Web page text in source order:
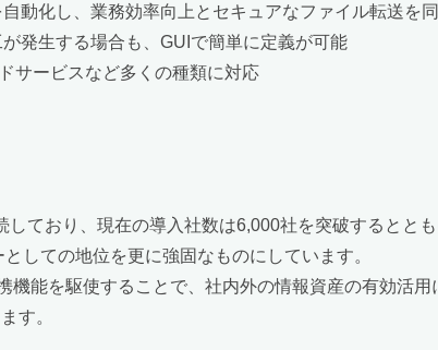
動化し、業務効率向上とセキュアなファイル転送を
発生する場合も、GUIで簡単に定義が可能
サービスなど多くの種類に対応
ており、現在の導入社数は6,000社を突破するとと
しての地位を更に強固なものにしています。
能を駆使することで、社内外の情報資産の有効活
す。